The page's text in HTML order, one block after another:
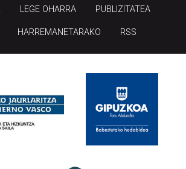
LEGE OHARRA PUBLIZITATEA
HARREMANETARAKO RSS